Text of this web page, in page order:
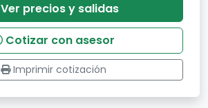
Ver precios y salidas
Cotizar con asesor
Imprimir cotización